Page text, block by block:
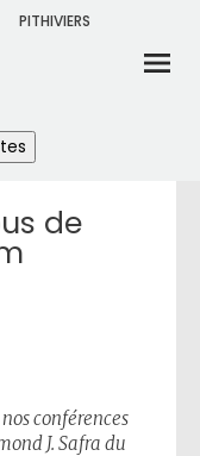
PITHIVIERS
de
conférences
J. Safra du